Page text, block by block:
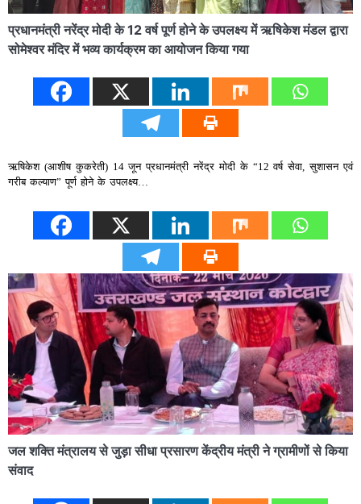
प्रधानमंत्री नरेंद्र मोदी के 12 वर्ष पूर्ण होने के उपलक्ष्य में ऋषिकेश मंडल द्वारा
सोमेश्वर मंदिर में भव्य कार्यक्रम का आयोजन किया गया
ऋषिकेश (आशीष कुकरेती) 14 जून प्रधानमंत्री नरेंद्र मोदी के “12 वर्ष सेवा, सुशासन एवं
गरीब कल्याण” पूर्ण होने के उपलक्ष्य…
जल शक्ति मंत्रालय से जुड़ा सीधा प्रसारण केंद्रीय मंत्री ने ग्रामीणों से किया
संवाद